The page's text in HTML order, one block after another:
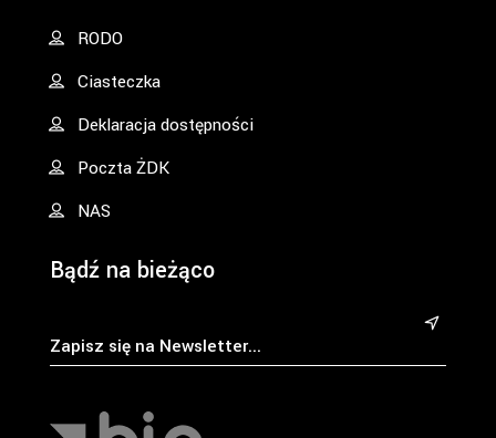
RODO
Ciasteczka
Deklaracja dostępności
Poczta ŻDK
NAS
Bądź na bieżąco
&